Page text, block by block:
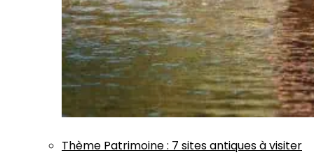
Thème Patrimoine: 7 sites antiques à visiter